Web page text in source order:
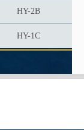
HY-2B
HY-1C